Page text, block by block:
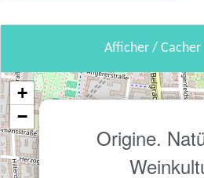
Afficher /
Origine.
+
−